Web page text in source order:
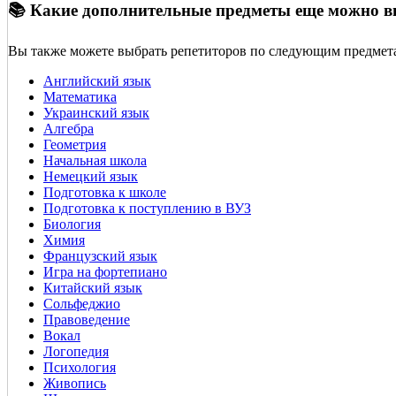
📚 Какие дополнительные предметы еще можно
Вы также можете выбрать репетиторов по следующим
Английский язык
Математика
Украинский язык
Алгебра
Геометрия
Начальная школа
Немецкий язык
Подготовка к школе
Подготовка к поступлению в ВУЗ
Биология
Химия
Французский язык
Игра на фортепиано
Китайский язык
Сольфеджио
Правоведение
Вокал
Логопедия
Психология
Живопись